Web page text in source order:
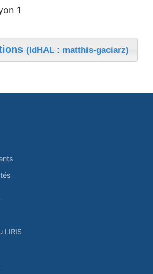
1
(IdHAL : matthis-gaciarz)
LIRIS